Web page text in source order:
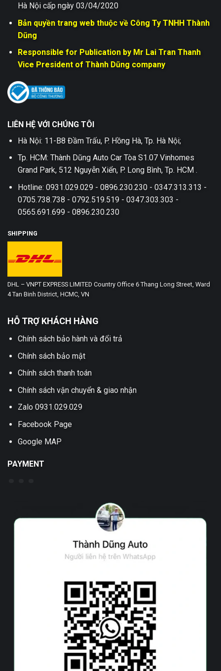
Hà Nội cấp ngày 03/04/2020
Bản quyền trang web thuộc về Công Ty TNHH Thành
Dũng
Responsible for Publication by Mr Lai Tran Thanh
Vice President of Thành Dũng company
LIÊN HỆ VỚI CHÚNG TÔI
Hà Nội: 11-B8 Đầm Trấu, P. Hồng Hà, Tp. Hà Nội;
Tp. HCM: Thành Dũng Auto Car Tòa S1.07 Vinhomes
Grand Park, 512 Nguyễn Xiển, P. Long Bình, Tp. HCM .
Hotline: 0931.029.029 - 0896.230.230 - 0347.313.313 -
0705.738.738 - 0792.519.519 - 0347.303.303 -
0565.691.699 - 0896.230.230
SHIPPING
DHL – VNPT EXPRESS LIMITED Country Office 6 Thang Long Street, Ward
4 Tan Binh District, HCMC, VN
HỖ TRỢ KHÁCH HÀNG
Chính sách bảo hành và đổi trả
Chính sách bảo mật
Chính sách thanh toán
Chính sách vận chuyển & giao nhận
Zalo 0931.029.029
Facebook Page
Google MAP
PAYMENT